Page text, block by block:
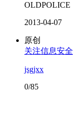
OLDPOLICE
2013-04-07
原创
关注信息安全
jsgjxx
0/85